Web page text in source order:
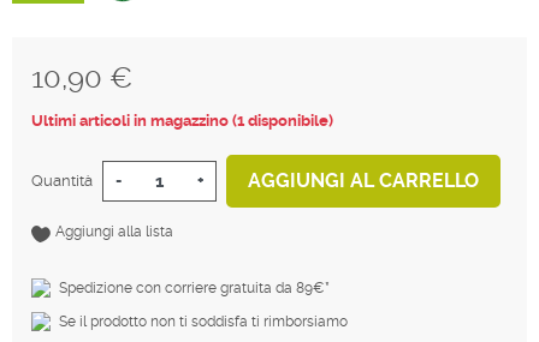
10,90 €
Tasse incluse
Ultimi articoli in magazzino (1 disponibile)
Quantità - + AGGIUNGI AL CARRELLO
Aggiungi alla lista
Spedizione con corriere gratuita da 89€*
Se il prodotto non ti soddisfa ti rimborsiamo